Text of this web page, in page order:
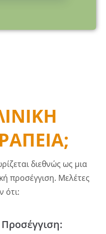
διεθνώς ως μια
προσέγγιση. Μελέτες
ότι:
Προσέγγιση: